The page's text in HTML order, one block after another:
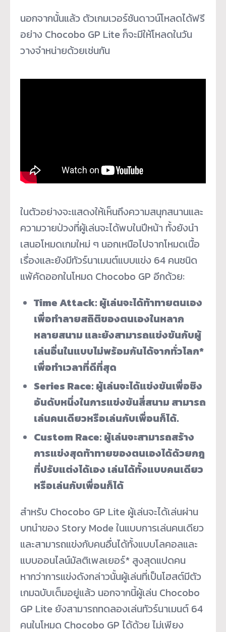
นอกจากนั้นแล้ว ตัวเกมเวอร์ชันดาวน์โหลดได้ฟรี
อย่าง Chocobo GP Lite ก็จะมีให้โหลดในวัน
วางจำหน่ายด้วยเช่นกัน
ในตัวอย่างจะแสดงให้เห็นถึงความสนุกสนานและ
ความวายป่วงที่ผู้เล่นจะได้พบในปีหน้า ทั้งยังนำ
เสนอโหมดเกมใหม่ ๆ นอกเหนือไปจากโหมดเนื้อ
เรื่องและยังมีทัวร์นาเมนต์แบบแข่ง 64 คนชนิด
แพ้คัดออกในโหมด Chocobo GP อีกด้วย:
Time Attack: ผู้เล่นจะได้ท้าทายตนเอง
เพื่อทำลายสถิติของตนเองในหลาก
หลายสนาม และยังสามารถแข่งขันกับผู้
เล่นอื่นในแบบไม่พร้อมกันได้จากทั่วโลก*
เพื่อทำเวลาที่ดีที่สุด
Series Race: ผู้เล่นจะได้แข่งขันเพื่อชิง
อันดับหนึ่งในการแข่งขันสี่สนาม สามารถ
เล่นคนเดียวหรือเล่นกับเพื่อนก็ได้.
Custom Race: ผู้เล่นจะสามารถสร้าง
การแข่งสุดท้าทายของตนเองได้ด้วยกฎ
ที่ปรับแต่งได้เอง เล่นได้ทั้งแบบคนเดียว
หรือเล่นกับเพื่อนก็ได้
สำหรับ Chocobo GP Lite ผู้เล่นจะได้เล่นผ่าน
บทนำของ Story Mode ในแบบการเล่นคนเดียว
และสามารถแข่งกับคนอื่นได้ทั้งแบบโลคอลและ
แบบออนไลน์มัลติเพลเยอร์* สูงสุดแปดคน
หากว่าการแข่งดังกล่าวนั้นผู้เล่นที่เป็นโฮสต์มีตัว
เกมฉบับเต็มอยู่แล้ว นอกจากนี้ผู้เล่น Chocobo
GP Lite ยังสามารถทดลองเล่นทัวร์นาเมนต์ 64
คนในโหมด Chocobo GP ได้ด้วย ไม่เพียง